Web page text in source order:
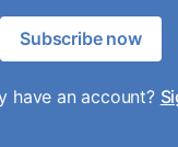
Subscribe now
have an account?